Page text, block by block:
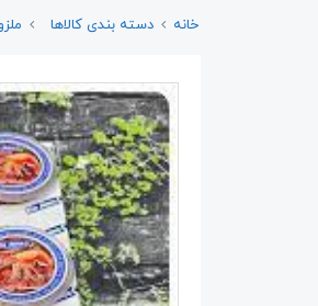
خانه دسته بندی کالاها